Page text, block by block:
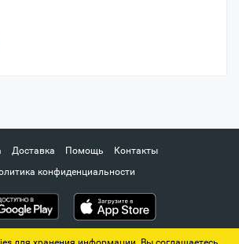
Доставка Помощь
Контакты
конфиденциальности